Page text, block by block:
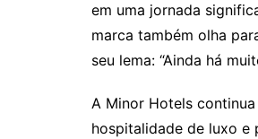
em uma jornada
marca também olha
seu lema: “Ainda há
A Minor Hotels
hospitalidade de luxo e